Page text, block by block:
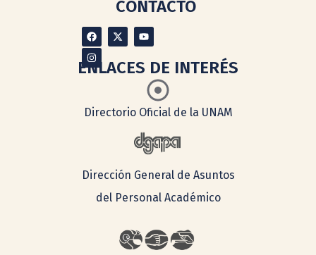
CONTACTO
ENLACES DE INTERÉS
Directorio Oficial de la UNAM
Dirección General de Asuntos
del Personal Académico